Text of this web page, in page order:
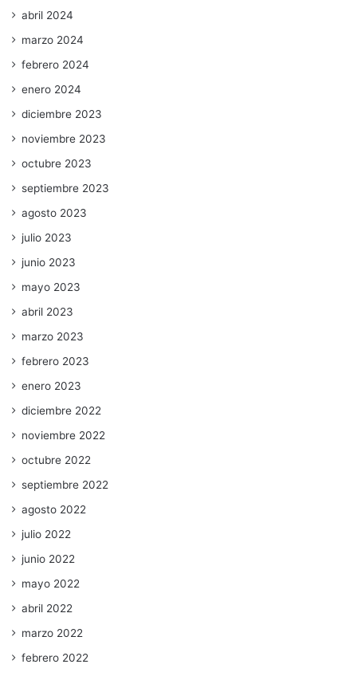
abril 2024
marzo 2024
febrero 2024
enero 2024
diciembre 2023
noviembre 2023
octubre 2023
septiembre 2023
agosto 2023
julio 2023
junio 2023
mayo 2023
abril 2023
marzo 2023
febrero 2023
enero 2023
diciembre 2022
noviembre 2022
octubre 2022
septiembre 2022
agosto 2022
julio 2022
junio 2022
mayo 2022
abril 2022
marzo 2022
febrero 2022